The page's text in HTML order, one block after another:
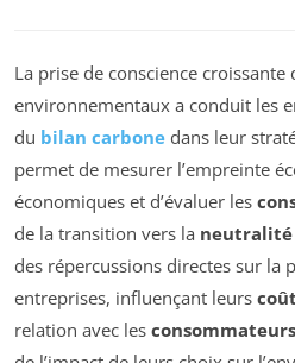
La prise de conscience croissante
environnementaux a conduit les
du bilan carbone dans leur
permet de mesurer l’empreinte
économiques et d’évaluer les
de la transition vers la neutralité
des répercussions directes sur la
entreprises, influençant leurs
relation avec les consommateurs